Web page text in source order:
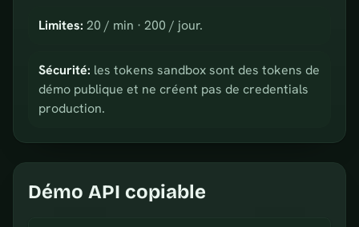
Limites: 20 / min · 200 / jour.
Sécurité: les tokens sandbox sont des tokens de
démo publique et ne créent pas de credentials
production.
Démo API copiable